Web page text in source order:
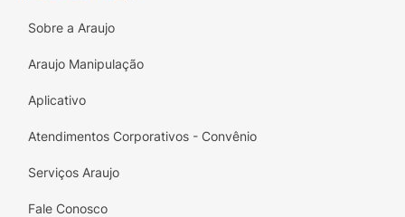
Sobre a Araujo
Araujo Manipulação
Aplicativo
Atendimentos Corporativos - Convênio
Serviços Araujo
Fale Conosco